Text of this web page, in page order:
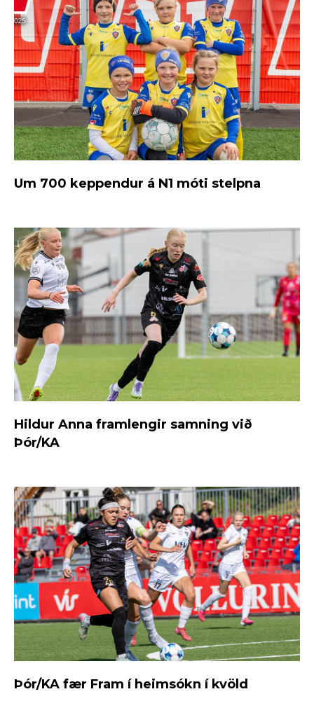
Um 700 keppendur á N1 móti stelpna
Hildur Anna framlengir samning við
Þór/KA
Þór/KA fær Fram í heimsókn í kvöld